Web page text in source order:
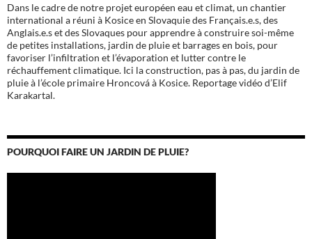
Dans le cadre de notre projet européen eau et climat, un chantier
international a réuni à Kosice en Slovaquie des Français.e.s, des
Anglais.e.s et des Slovaques pour apprendre à construire soi-même
de petites installations, jardin de pluie et barrages en bois, pour
favoriser l’infiltration et l’évaporation et lutter contre le
réchauffement climatique. Ici la construction, pas à pas, du jardin de
pluie à l’école primaire Hroncová à Kosice. Reportage vidéo d’Elif
Karakartal.
POURQUOI FAIRE UN JARDIN DE PLUIE?